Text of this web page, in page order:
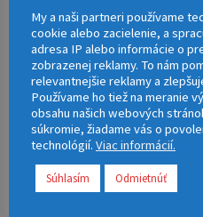
My a naši partneri používame
cookie alebo zacielenie, a
adresa IP alebo informácie o
zobrazenej reklamy. To nám
relevantnejšie reklamy a
Používame ho tiež na meranie
obsahu našich webových
súkromie, žiadame vás o
technológií. Viac informácií.
Súhlasím Odmietnúť